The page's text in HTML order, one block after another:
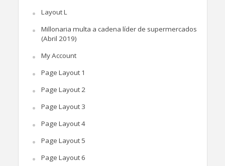
Layout L
Millonaria multa a cadena líder de supermercados
(Abril 2019)
My Account
Page Layout 1
Page Layout 2
Page Layout 3
Page Layout 4
Page Layout 5
Page Layout 6